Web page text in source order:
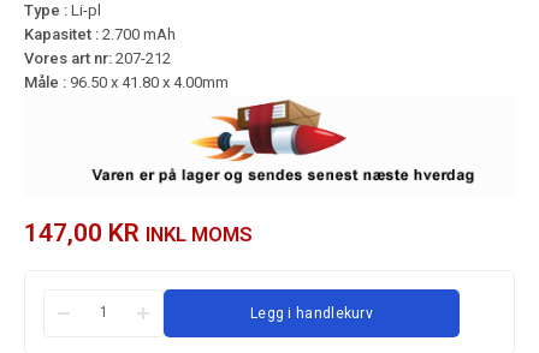
Type : Li-pl
Kapasitet : 2.700 mAh
Vores art nr: 207-212
Måle : 96.50 x 41.80 x 4.00mm
147,00 KR INKL MOMS
Legg i handlekurv